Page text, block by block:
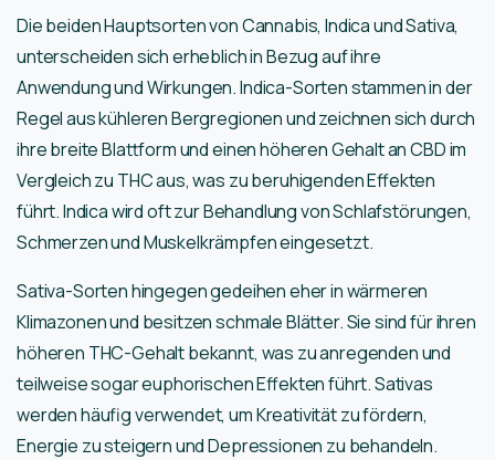
Die beiden Hauptsorten von Cannabis, Indica und Sativa,
unterscheiden sich erheblich in Bezug auf ihre
Anwendung und Wirkungen. Indica-Sorten stammen in der
Regel aus kühleren Bergregionen und zeichnen sich durch
ihre breite Blattform und einen höheren Gehalt an CBD im
Vergleich zu THC aus, was zu beruhigenden Effekten
führt. Indica wird oft zur Behandlung von Schlafstörungen,
Schmerzen und Muskelkrämpfen eingesetzt.
Sativa-Sorten hingegen gedeihen eher in wärmeren
Klimazonen und besitzen schmale Blätter. Sie sind für ihren
höheren THC-Gehalt bekannt, was zu anregenden und
teilweise sogar euphorischen Effekten führt. Sativas
werden häufig verwendet, um Kreativität zu fördern,
Energie zu steigern und Depressionen zu behandeln.